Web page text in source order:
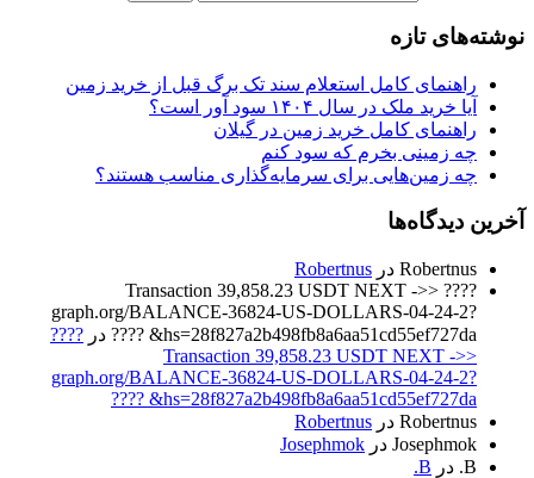
نوشته‌های تازه
راهنمای کامل استعلام سند تک برگ قبل از خرید زمین
آیا خرید ملک در سال ۱۴۰۴ سود آور است؟
راهنمای کامل خرید زمین در گیلان
چه زمینی بخرم که سود کنم
چه زمین‌هایی برای سرمایه‌گذاری مناسب هستند؟
آخرین دیدگاه‌ها
Robertnus در Robertnus
???? Transaction 39,858.23 USDT NEXT ->>
graph.org/BALANCE-36824-US-DOLLARS-04-24-2?
hs=28f827a2b498fb8a6aa51cd55ef727da& ????
در ????
Transaction 39,858.23 USDT NEXT ->>
graph.org/BALANCE-36824-US-DOLLARS-04-24-2?
hs=28f827a2b498fb8a6aa51cd55ef727da& ????
Robertnus در Robertnus
Josephmok در Josephmok
B. در B.